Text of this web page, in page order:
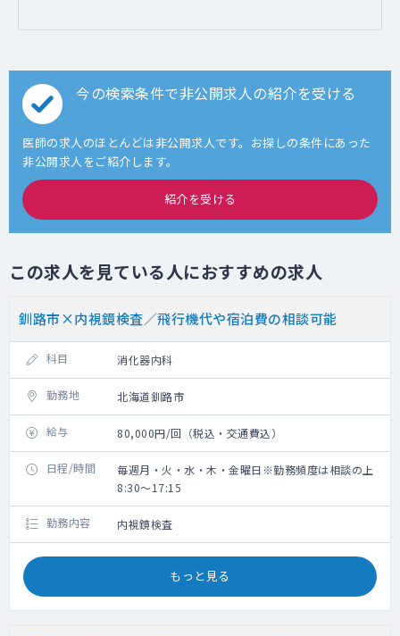
今の検索条件で非公開求人の紹介を受ける
医師の求人のほとんどは非公開求人です。お探しの条件にあった
非公開求人をご紹介します。
紹介を受ける
この求人を見ている人におすすめの求人
釧路市×内視鏡検査／飛行機代や宿泊費の相談可能
科目 消化器内科
勤務地 北海道釧路市
給与 80,000円/回（税込・交通費込）
日程/時間
毎週月・火・水・木・金曜日※勤務頻度は相談の上
8:30～17:15
勤務内容 内視鏡検査
もっと見る